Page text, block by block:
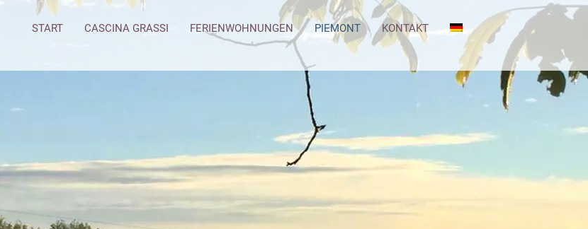
START CASCINA GRASSI FERIENWOHNUNGEN PIEMONT KONTAKT